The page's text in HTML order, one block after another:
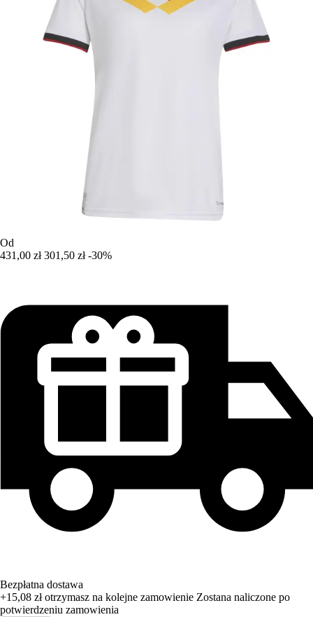
Od
431,00 zł 301,50 zł -30%
Bezpłatna dostawa
+15,08 złotrzymasz na kolejne zamowienie Zostana naliczone po
potwierdzeniu zamowienia